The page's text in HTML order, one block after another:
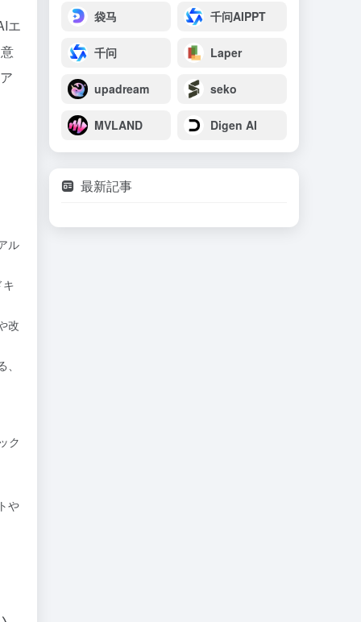
エ
ル
改
ク
や
袋马 千问AIPPT
千问 Laper
upadream seko
MVLAND Digen AI
最新記事